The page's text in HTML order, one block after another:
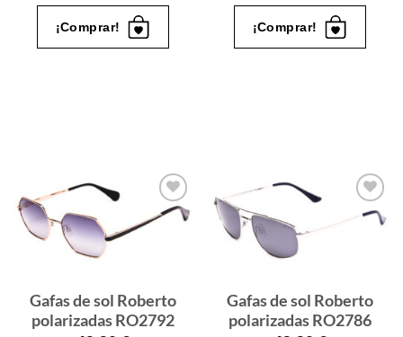
¡Comprar! ¡Comprar!
Gafas
Gafas de sol Roberto
polarizadas RO2792
Gafas
de sol
Gafas de sol Roberto
polarizadas RO2786